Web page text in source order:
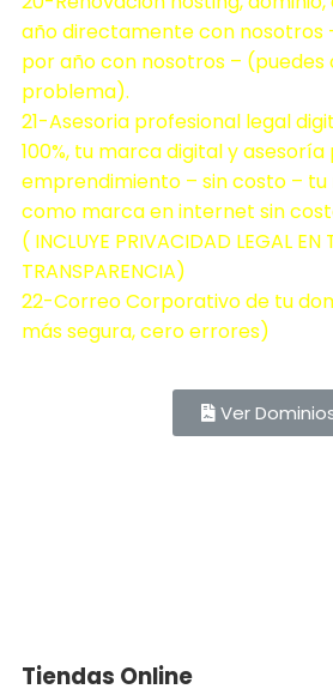
año directamente con nosotros
por año con nosotros –
problema).
21-Asesoria profesional legal
100%, tu marca digital y
emprendimiento – sin costo –
como marca en internet sin
( INCLUYE PRIVACIDAD LEGAL EN
TRANSPARENCIA)
22-Correo Corporativo de tu
más segura, cero errores)
Ver
Tiendas Online